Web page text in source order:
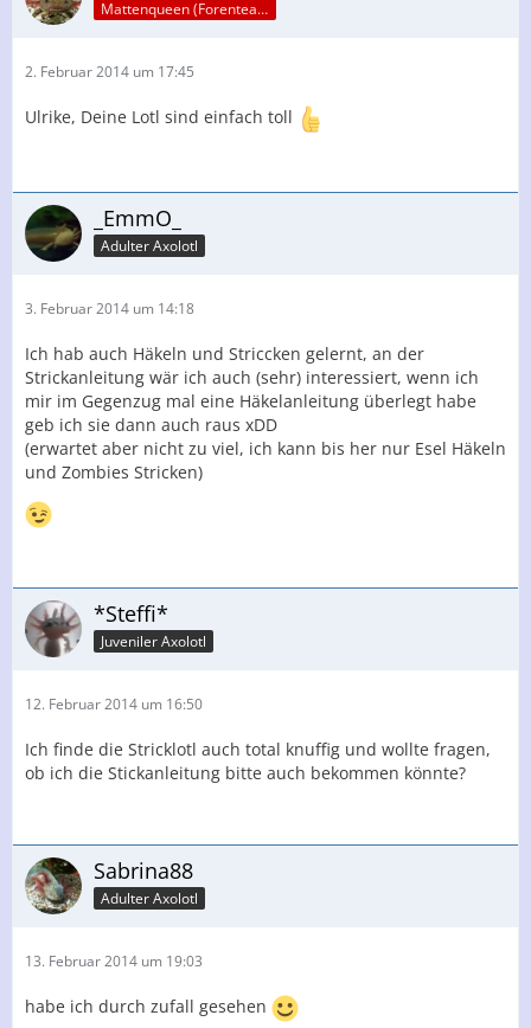
Mattenqueen (Forenteam)
2. Februar 2014 um 17:45
Ulrike, Deine Lotl sind einfach toll
_EmmO_
Adulter Axolotl
3. Februar 2014 um 14:18
Ich hab auch Häkeln und Striccken gelernt, an der
Strickanleitung wär ich auch (sehr) interessiert, wenn ich
mir im Gegenzug mal eine Häkelanleitung überlegt habe
geb ich sie dann auch raus xDD
(erwartet aber nicht zu viel, ich kann bis her nur Esel Häkeln
und Zombies Stricken)
*Steffi*
Juveniler Axolotl
12. Februar 2014 um 16:50
Ich finde die Stricklotl auch total knuffig und wollte fragen,
ob ich die Stickanleitung bitte auch bekommen könnte?
Sabrina88
Adulter Axolotl
13. Februar 2014 um 19:03
habe ich durch zufall gesehen